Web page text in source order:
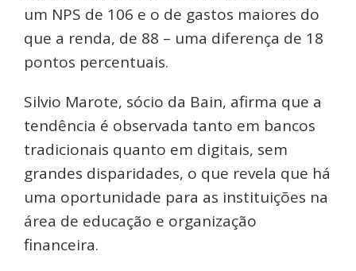
um NPS de 106 e o de gastos maiores do
que a renda, de 88 – uma diferença de 18
pontos percentuais.
Silvio Marote, sócio da Bain, afirma que a
tendência é observada tanto em bancos
tradicionais quanto em digitais, sem
grandes disparidades, o que revela que há
uma oportunidade para as instituições na
área de educação e organização
financeira.